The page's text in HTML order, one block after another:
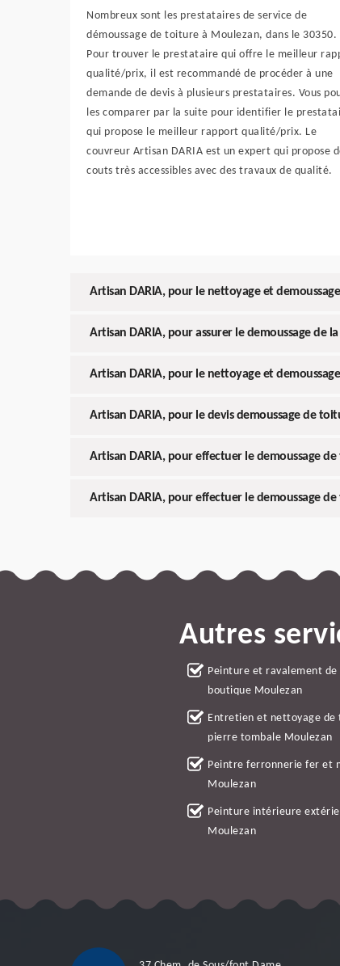
Nombreux sont les prestataires de service de
démoussage de toiture à Moulezan, dans le 30350.
Pour trouver le prestataire qui offre le meilleur
qualité/prix, il est recommandé de procéder à une
demande de devis à plusieurs prestataires. Vous
les comparer par la suite pour identifier le
qui propose le meilleur rapport qualité/prix. Le
couvreur Artisan DARIA est un expert qui propose
couts très accessibles avec des travaux de qualité.
Artisan DARIA, pour le nettoyage et
Artisan DARIA, pour assurer le demoussage de
Artisan DARIA, pour le nettoyage et
Artisan DARIA, pour le devis demoussage de
Artisan DARIA, pour effectuer le demoussage
Artisan DARIA, pour effectuer le demoussage
Autres
Peinture et ravalement
boutique Moulezan
Entretien et nettoyage de
pierre tombale Moulezan
Peintre ferronnerie fer et
Moulezan
Peinture intérieure
Moulezan